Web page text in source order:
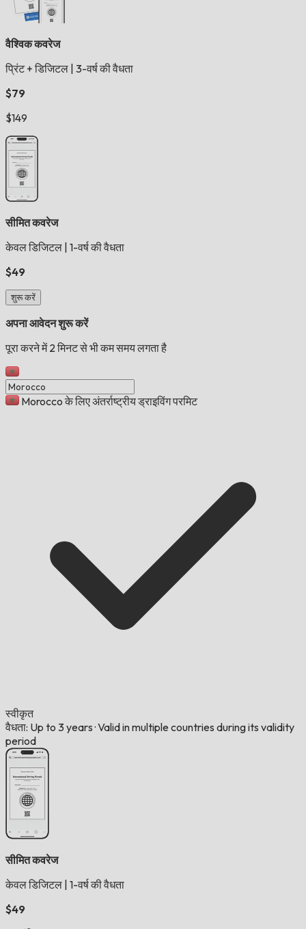
वैश्विक कवरेज
प्रिंट + डिजिटल 3-वर्ष की वैधता
$79
$149
सीमित कवरेज
केवल डिजिटल 1-वर्ष की वैधता
$49
शुरू करें
अपना आवेदन शुरू करें
पूरा करने में 2 मिनट से भी कम समय लगता है
Morocco के लिए अंतर्राष्ट्रीय ड्राइविंग परमिट
स्वीकृत
वैधता: Up to 3 years ·Valid in multiple countries during its validity
period
सीमित कवरेज
केवल डिजिटल 1-वर्ष की वैधता
$49